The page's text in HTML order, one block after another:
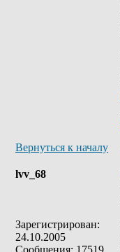
Вернуться к началу
lvv_68
Зарегистрирован:
24.10.2005
Сообщения: 17519